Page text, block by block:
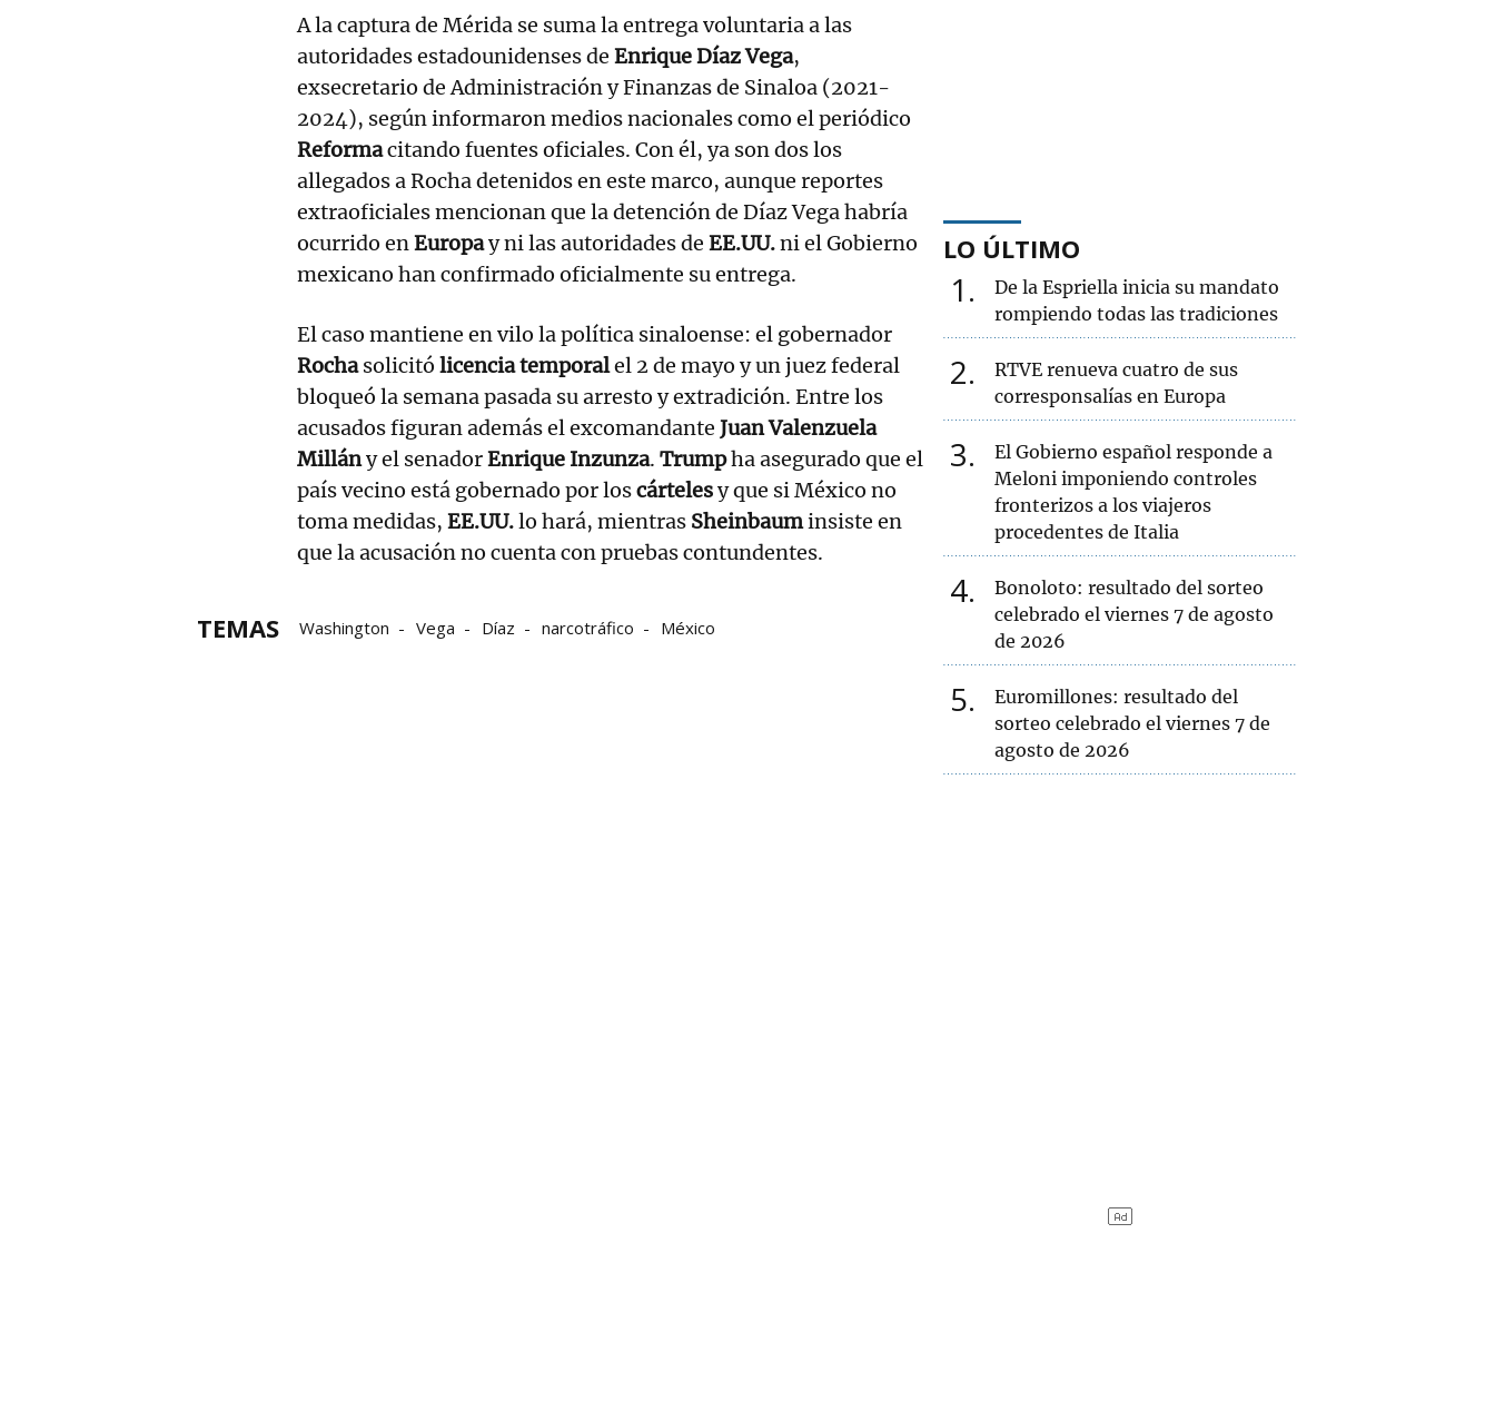
A la captura de Mérida se suma la entrega voluntaria a las
autoridades estadounidenses de Enrique Díaz Vega,
exsecretario de Administración y Finanzas de Sinaloa (2021-
2024), según informaron medios nacionales como el periódico
Reformacitando fuentes oficiales. Con él, ya son dos los
allegados a Rocha detenidos en este marco, aunque reportes
extraoficiales mencionan que la detención de Díaz Vega habría
ocurrido enEuropay ni las autoridades de EE.UU.ni el Gobierno
mexicano han confirmado oficialmente su entrega.
El caso mantiene en vilo la política sinaloense: el gobernador
Rochasolicitó licencia temporalel 2 de mayo y un juez federal
bloqueó la semana pasada su arresto y extradición. Entre los
acusados figuran además el excomandante Juan Valenzuela
Millány el senadorEnrique Inzunza. Trumpha asegurado que el
país vecino está gobernado por loscártelesy que si México no
toma medidas, EE.UU.lo hará, mientras Sheinbauminsiste en
que la acusación no cuenta con pruebas contundentes.
TEMAS Washington Vega Díaz narcotráfico México
LO ÚLTIMO
1
De la Espriella inicia su mandato
rompiendo todas las tradiciones
2
RTVE renueva cuatro de sus
corresponsalías en Europa
3
El Gobierno español responde a
Meloni imponiendo controles
fronterizos a los viajeros
procedentes de Italia
4
Bonoloto: resultado del sorteo
celebrado el viernes 7 de agosto
de 2026
5
Euromillones: resultado del
sorteo celebrado el viernes 7 de
agosto de 2026